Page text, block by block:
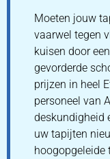
Moeten jouw
vaarwel tegen
kuisen door
gevorderde
prijzen in heel
personeel van
deskundigheid
uw tapijten
hoogopgeleide